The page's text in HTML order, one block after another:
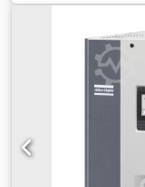
zs), tilpuma
identifikācijas
labi darbojošs
regulēšanu.